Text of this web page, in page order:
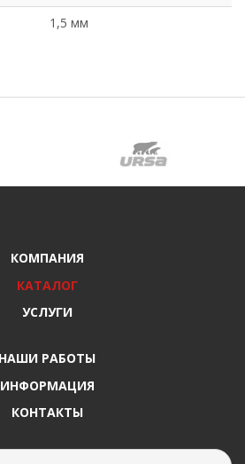
1,5 мм
КОМПАНИЯ
КАТАЛОГ
УСЛУГИ
НАШИ РАБОТЫ
ИНФОРМАЦИЯ
КОНТАКТЫ